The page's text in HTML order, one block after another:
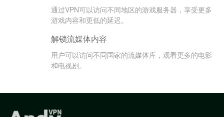
通过VPN可以访问不同地区的游戏服务器，享受更多
游戏内容和更低的延迟。
解锁流媒体内容
用户可以访问不同国家的流媒体库，观看更多的电影
和电视剧。